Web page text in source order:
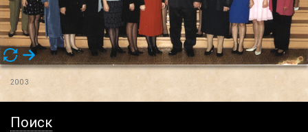
2003
Поиск